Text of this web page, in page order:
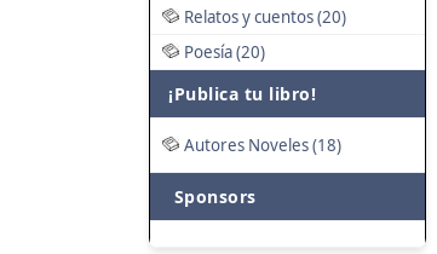
Relatos y cuentos (20)
Poesía (20)
¡Publica tu libro!
Autores Noveles (18)
Sponsors